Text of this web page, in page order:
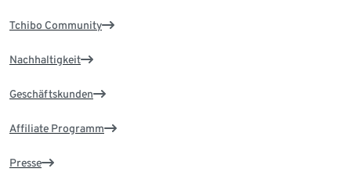
Tchibo Community
Nachhaltigkeit
Geschäftskunden
Affiliate Programm
Presse